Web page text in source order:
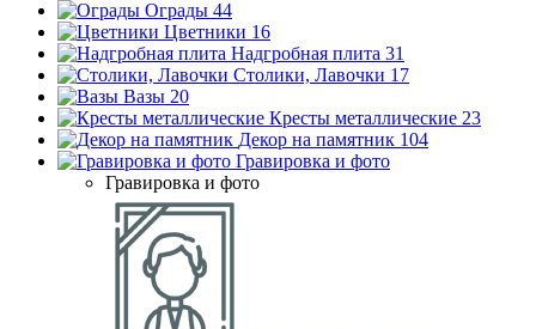
Ограды 44
Цветники 16
Надгробная плита 31
Столики, Лавочки 17
Вазы 20
Кресты металлические 23
Декор на памятник 104
Гравировка и фото
Гравировка и фото